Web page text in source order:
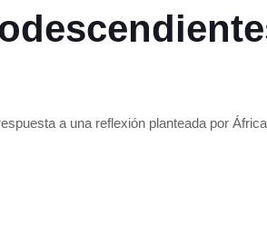
a una reflexión planteada por